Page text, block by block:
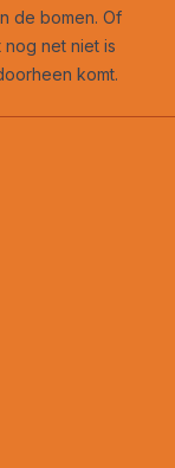
de bomen. Of
net niet is
komt.